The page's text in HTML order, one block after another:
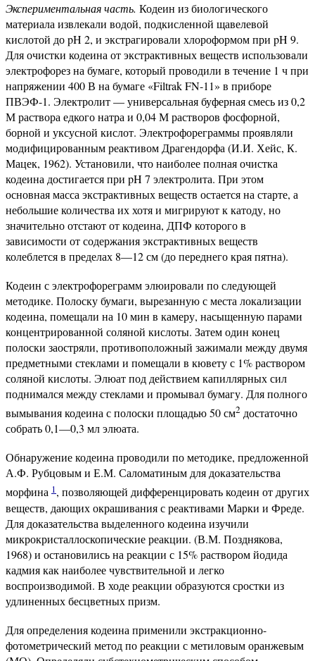
Экспериментальная часть. Кодеин из биологического
материала извлекали водой, подкисленной щавелевой
кислотой до pH 2, и экстрагировали хлороформом при pH 9.
Для очистки кодеина от экстрактивных веществ использовали
электрофорез на бумаге, который проводили в течение 1 ч при
напряжении 400 В на бумаге «Filtrak FN-11» в приборе
ПВЭФ-1. Электролит — универсальная буферная смесь из 0,2
М раствора едкого натра и 0,04 М растворов фосфорной,
борной и уксусной кислот. Электрофореграммы проявляли
модифицированным реактивом Драгендорфа (И.И. Хейс, К.
Мацек, 1962). Установили, что наиболее полная очистка
кодеина достигается при pH 7 электролита. При этом
основная масса экстрактивных веществ остается на старте, а
небольшие количества их хотя и мигрируют к катоду, но
значительно отстают от кодеина, ДПФ которого в
зависимости от содержания экстрактивных веществ
колеблется в пределах 8—12 см (до переднего края пятна).
Кодеин с электрофореграмм элюировали по следующей
методике. Полоску бумаги, вырезанную с места локализации
кодеина, помещали на 10 мин в камеру, насыщенную парами
концентрированной соляной кислоты. Затем один конец
полоски заостряли, противоположный зажимали между двумя
предметными стеклами и помещали в кювету с 1% раствором
соляной кислоты. Элюат под действием капиллярных сил
поднимался между стеклами и промывал бумагу. Для полного
вымывания кодеина с полоски площадью 50 см2 достаточно
собрать 0,1—0,3 мл элюата.
Обнаружение кодеина проводили по методике, предложенной
А.Ф. Рубцовым и Е.М. Саломатиным для доказательства
морфина 1 , позволяющей дифференцировать кодеин от других
веществ, дающих окрашивания с реактивами Марки и Фреде.
Для доказательства выделенного кодеина изучили
микрокристаллоскопические реакции. (В.М. Позднякова,
1968) и остановились на реакции с 15% раствором йодида
кадмия как наиболее чувствительной и легко
воспроизводимой. В ходе реакции образуются сростки из
удлиненных бесцветных призм.
Для определения кодеина применили экстракционно-
фотометрический метод по реакции с метиловым оранжевым